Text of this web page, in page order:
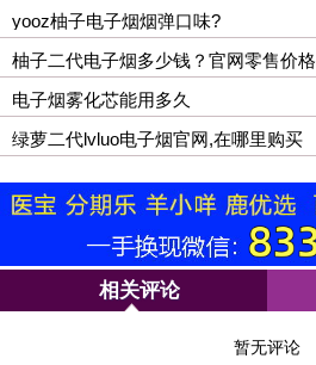
yooz柚子电子烟烟弹口味?
柚子二代电子烟多少钱？官网零售价格
电子烟雾化芯能用多久
绿萝二代lvluo电子烟官网,在哪里购买
相关评论
暂无评论